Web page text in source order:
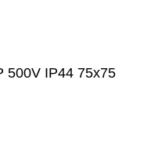
500V IP44 75x75